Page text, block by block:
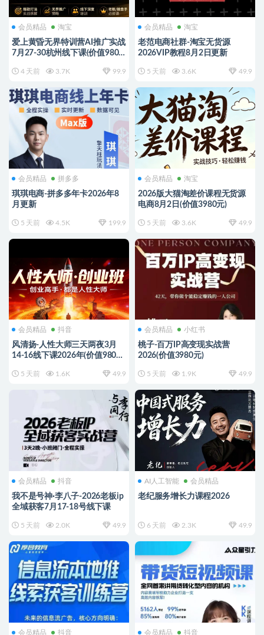
会员精品 淘宝
爱上黄昏无界特训营AI推广实战
7月27-30杭州线下课(价值9800
4 天前 3.7K 99.9
会员精品 淘宝
老范电商社群-淘宝无货源
2026VIP教程8月2日更新
5 天前 3.6K 49.9
会员精品 拼多多
琪琪电商-拼多多年卡2026年8
月更新
5 天前 4.5K 199.9
会员精品 淘宝
2026版大猫淘差价课程无货源
电商8月2日(价值3980元)
5 天前 3.6K 49.9
会员精品 抖音
风清扬-人性大师三天两夜3月
14-16线下课2026年(价值9800
5 天前 1.6K 49.9
会员精品 小红书
桃子-百万IP高变现实战营
2026(价值3980元)
5 天前 1.9K 49.9
会员精品 抖音
我不是号神·李八子-2026老板ip
全域获客7月17-18号线下课
5 天前 2.0K 49.9
AI人工智能 会员精品
老纪服务增长力课程2026
6 天前 2.3K 49.9
会员精品 抖音 会员精品 抖音